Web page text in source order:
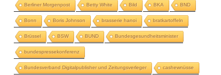
Berliner Morgenpost Betty White Bild BKA BND
Bonn Boris Johnson brasserie hanoi bratkartoffeln
Brüssel BSW BUND Bundesgesundheitsminister
bundespressekonferenz
Bundesverband Digitalpublisher und Zeitungsverleger cashewnüsse